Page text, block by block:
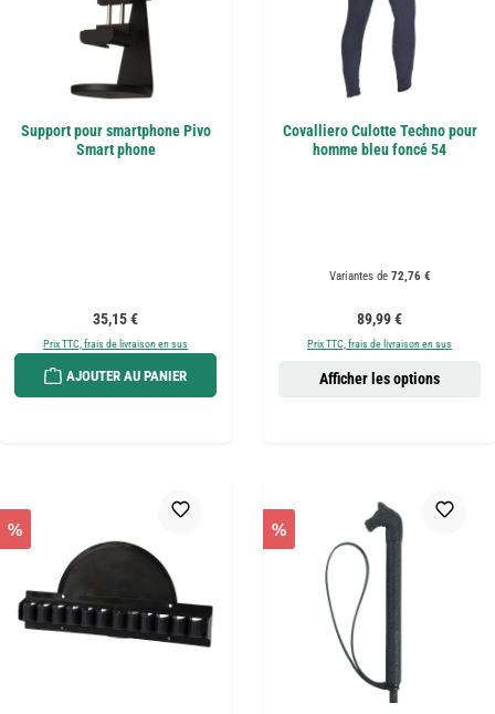
Support pour smartphone Pivo
Smart phone
Prix régulier :
35,15 €
Prix TTC, frais de livraison en sus
AJOUTER AU PANIER
Covalliero Culotte Techno pour
homme bleu foncé 54
Variantes de72,76 €
Prix régulier :
89,99 €
Prix TTC, frais de livraison en sus
Afficher les options
% %